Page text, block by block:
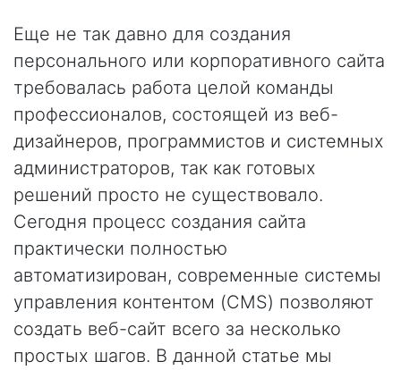
Еще не так давно для создания
персонального или корпоративного сайта
требовалась работа целой команды
профессионалов, состоящей из веб-
дизайнеров, программистов и системных
администраторов, так как готовых
решений просто не существовало.
Сегодня процесс создания сайта
практически полностью
автоматизирован, современные системы
управления контентом (CMS) позволяют
создать веб-сайт всего за несколько
простых шагов. В данной статье мы